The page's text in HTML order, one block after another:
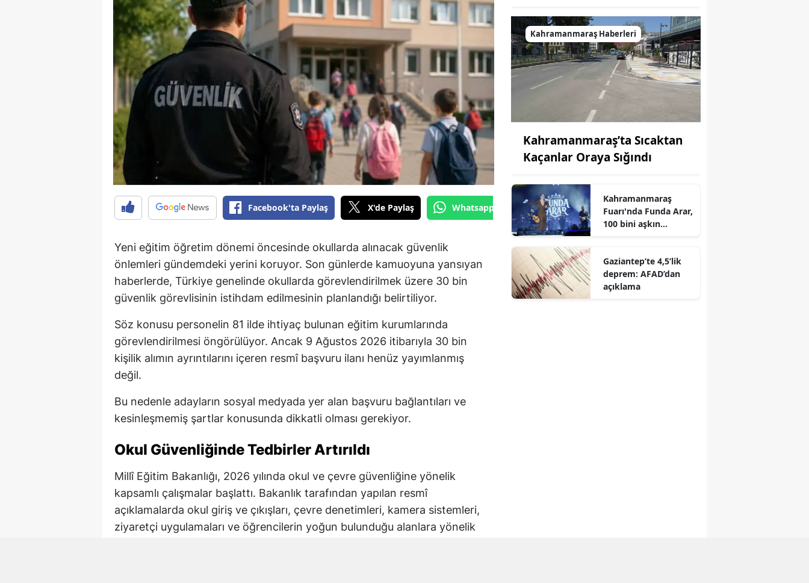
Facebook'ta Paylaş X'de Paylaş Whatsapp'tan Gönder
Yeni eğitim öğretim dönemi öncesinde okullarda alınacak güvenlik
önlemleri gündemdeki yerini koruyor. Son günlerde kamuoyuna yansıyan
haberlerde, Türkiye genelinde okullarda görevlendirilmek üzere 30 bin
güvenlik görevlisinin istihdam edilmesinin planlandığı belirtiliyor.
Söz konusu personelin 81 ilde ihtiyaç bulunan eğitim kurumlarında
görevlendirilmesi öngörülüyor. Ancak 9 Ağustos 2026 itibarıyla 30 bin
kişilik alımın ayrıntılarını içeren resmî başvuru ilanı henüz yayımlanmış
değil.
Bu nedenle adayların sosyal medyada yer alan başvuru bağlantıları ve
kesinleşmemiş şartlar konusunda dikkatli olması gerekiyor.
Okul Güvenliğinde Tedbirler Artırıldı
Millî Eğitim Bakanlığı, 2026 yılında okul ve çevre güvenliğine yönelik
kapsamlı çalışmalar başlattı. Bakanlık tarafından yapılan resmî
açıklamalarda okul giriş ve çıkışları, çevre denetimleri, kamera sistemleri,
ziyaretçi uygulamaları ve öğrencilerin yoğun bulunduğu alanlara yönelik
Kahramanmaraş Haberleri
Kahramanmaraş’ta Sıcaktan
Kaçanlar Oraya Sığındı
Kahramanmaraş
Fuarı'nda Funda Arar,
100 bini aşkın
Gaziantep’te 4,5’lik
deprem: AFAD’dan
açıklama